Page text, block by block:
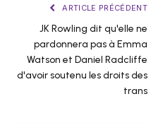
ARTICLE PRÉCÉDENT
JK Rowling dit qu'elle ne
pardonnera pas à Emma
Watson et Daniel Radcliffe
d'avoir soutenu les droits des
trans